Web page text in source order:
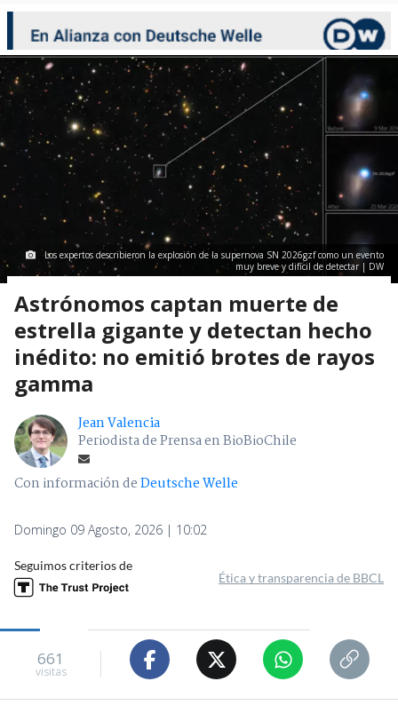
Los expertos describieron la explosión de la supernova SN 2026gzf como un evento
muy breve y difícil de detectar | DW
Astrónomos captan muerte de
estrella gigante y detectan hecho
inédito: no emitió brotes de rayos
gamma
Jean Valencia
Periodista de Prensa en BioBioChile
Con información deDeutsche Welle
Domingo 09 Agosto, 2026 | 10:02
Seguimos criterios de
Ética y transparencia de BBCL
661
visitas